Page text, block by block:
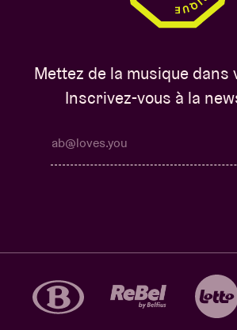
Mettez de la musique dans
Inscrivez-vous à la